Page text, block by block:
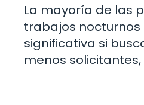
La mayoría de las
trabajos nocturnos
significativa si
menos